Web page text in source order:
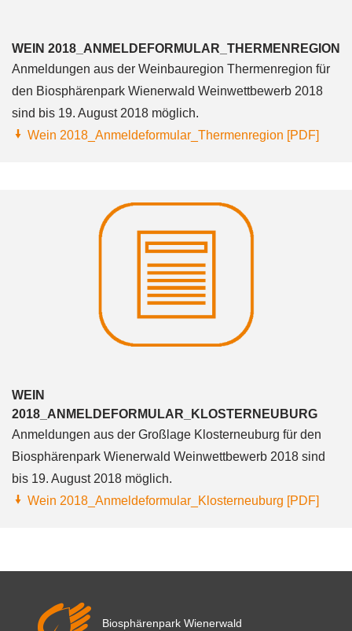
WEIN 2018_ANMELDEFORMULAR_THERMENREGION
Anmeldungen aus der Weinbauregion Thermenregion für
den Biosphärenpark Wienerwald Weinwettbewerb 2018
sind bis 19. August 2018 möglich.
Wein 2018_Anmeldeformular_Thermenregion [PDF]
WEIN
2018_ANMELDEFORMULAR_KLOSTERNEUBURG
Anmeldungen aus der Großlage Klosterneuburg für den
Biosphärenpark Wienerwald Weinwettbewerb 2018 sind
bis 19. August 2018 möglich.
Wein 2018_Anmeldeformular_Klosterneuburg [PDF]
Biosphärenpark Wienerwald